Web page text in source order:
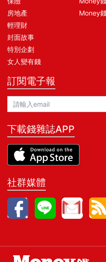
房地產
輕理財
封面故事
特別企劃
女人變有錢
Money
訂閱電子報
下載錢雜誌APP
社群媒體